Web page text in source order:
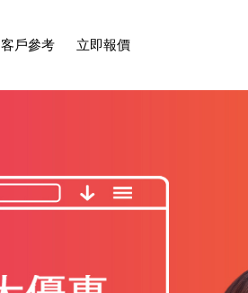
客戶參考 立即報價